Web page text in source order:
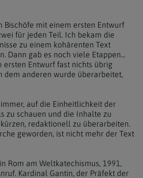
Bischöfe mit einem ersten Entwurf
für jeden Teil. Ich bekam die
zu einem kohärenten Text
Dann gab es noch viele Etappen...
ersten Entwurf fast nichts übrig
dem anderen wurde überarbeitet,
auf die Einheitlichkeit der
zu schauen und die Inhalte zu
redaktionell zu überarbeiten.
geworden, ist nicht mehr der Text
Rom am Weltkatechismus, 1991,
Kardinal Gantin, der Präfekt der